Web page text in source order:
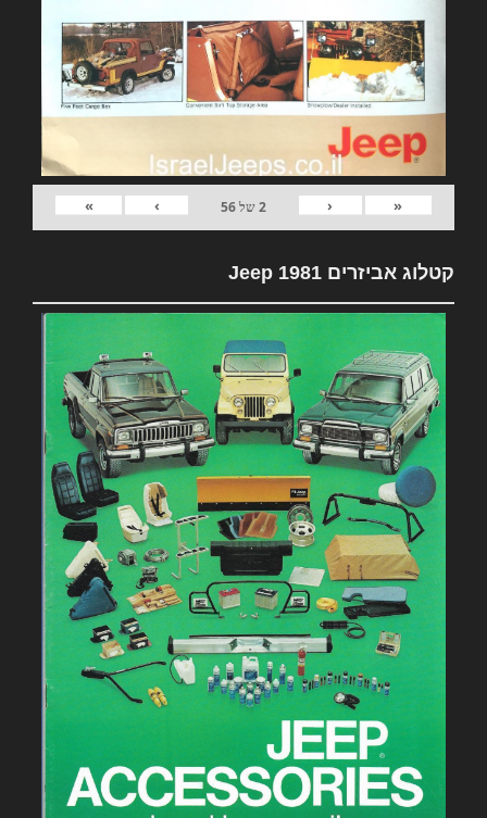
«
‹
2של56
›
»
קטלוג אביזרים 1981 Jeep